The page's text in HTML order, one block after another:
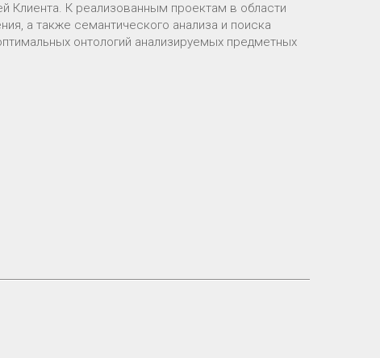
Клиента. К реализованным проектам в области
а также семантического анализа и поиска
онтологий анализируемых предметных